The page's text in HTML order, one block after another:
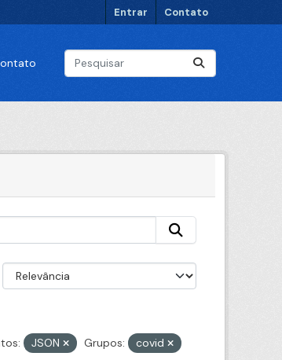
Entrar Contato
JSON Grupos:
covid